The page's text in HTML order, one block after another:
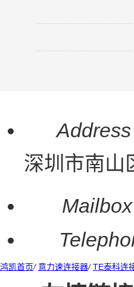
Address
深圳市南山
Mailbox
鸿凯首页/ 意力速连接器/ TE泰科连